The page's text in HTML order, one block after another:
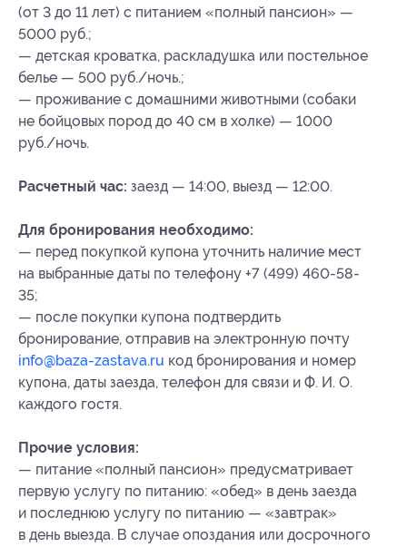
(от 3 до 11 лет) с питанием «полный пансион» —
5000 руб.;
— детская кроватка, раскладушка или постельное
белье — 500 руб./ночь.;
— проживание с домашними животными (собаки
не бойцовых пород до 40 см в холке) — 1000
руб./ночь.
Расчетный час: заезд — 14:00, выезд — 12:00.
Для бронирования необходимо:
— перед покупкой купона уточнить наличие мест
на выбранные даты по телефону +7 (499) 460-58-
35;
— после покупки купона подтвердить
бронирование, отправив на электронную почту
info@baza-zastava.ru код бронирования и номер
купона, даты заезда, телефон для связи и Ф. И. О.
каждого гостя.
Прочие условия:
— питание «полный пансион» предусматривает
первую услугу по питанию: «обед» в день заезда
и последнюю услугу по питанию — «завтрак»
в день выезда. В случае опоздания или досрочного